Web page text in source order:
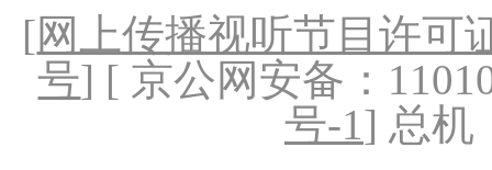
[网上传播视听节目许可
号] [ 京公网安备：
号-1] 总机